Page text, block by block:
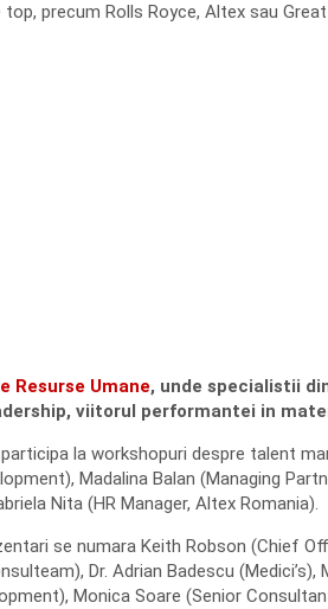
top, precum Rolls Royce, Altex sau
Resurse Umane, unde specialistii
viitorul performantei in
la workshopuri despre talent
Madalina Balan (Managing
Nita (HR Manager, Altex Romania).
se numara Keith Robson (Chief
Dr. Adrian Badescu
Monica Soare (Senior